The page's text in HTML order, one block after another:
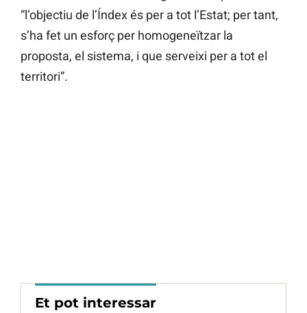
“l’objectiu de l’Índex és per a tot l’Estat; per tant,
s’ha fet un esforç per homogeneïtzar la
proposta, el sistema, i que serveixi per a tot el
territori”.
Et pot interessar